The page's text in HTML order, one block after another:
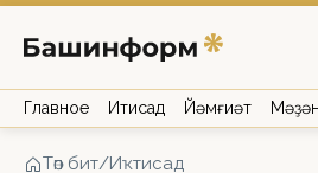
Главное Иҡтисад Йәмғиәт
Төп бит/Иҡтисад